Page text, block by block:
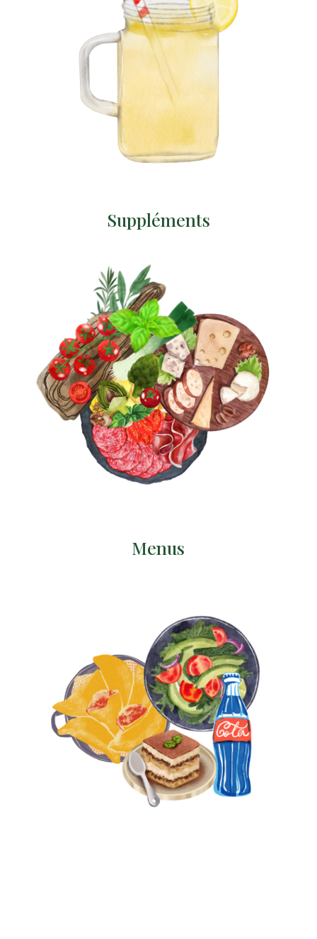
Suppléments
Menus